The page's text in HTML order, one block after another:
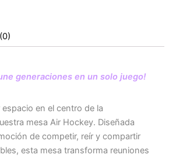
generaciones en un solo juego!
en el centro de la
mesa Air Hockey. Diseñada
de competir, reír y compartir
esta mesa transforma reuniones